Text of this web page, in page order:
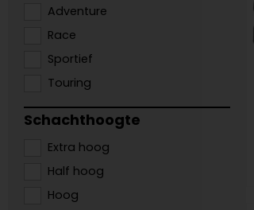
Adventure
Race
Sportief
Touring
Schachthoogte
Extra hoog
Half hoog
Hoog